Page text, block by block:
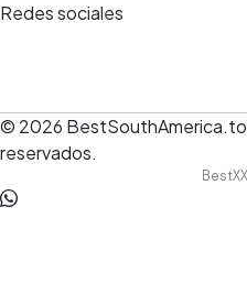
Redes sociales
© 2026
reservados.